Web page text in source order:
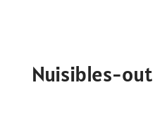
Nuisibles-out